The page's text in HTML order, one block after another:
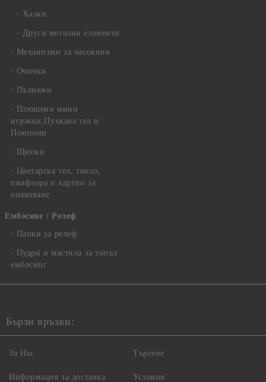
Халки
Други метални елементи
Механизми за часовник
Очички
Пълнежи
Плюшени мини
играчки,Пухкава тел и
Помпони
Щипки
Цветарска тел, тиксо,
пиафлора и хартии за
опаковане
Ембосинг / Релеф
Папки за релеф
Пудри и мастила за топъл
ембосинг
Бързи връзки:
За Нас
Информация за доставка
Търсене
Условия